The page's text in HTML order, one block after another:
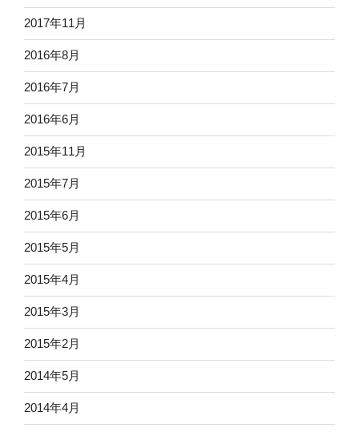
2017年11月
2016年8月
2016年7月
2016年6月
2015年11月
2015年7月
2015年6月
2015年5月
2015年4月
2015年3月
2015年2月
2014年5月
2014年4月